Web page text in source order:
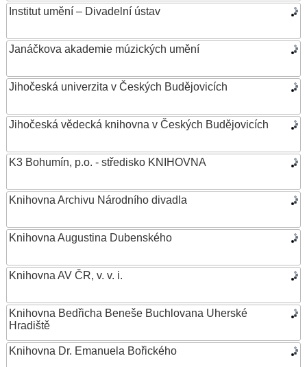
Institut umění – Divadelní ústav
Janáčkova akademie múzických umění
Jihočeská univerzita v Českých Budějovicích
Jihočeská vědecká knihovna v Českých Budějovicích
K3 Bohumín, p.o. - středisko KNIHOVNA
Knihovna Archivu Národního divadla
Knihovna Augustina Dubenského
Knihovna AV ČR, v. v. i.
Knihovna Bedřicha Beneše Buchlovana Uherské
Hradiště
Knihovna Dr. Emanuela Bořického